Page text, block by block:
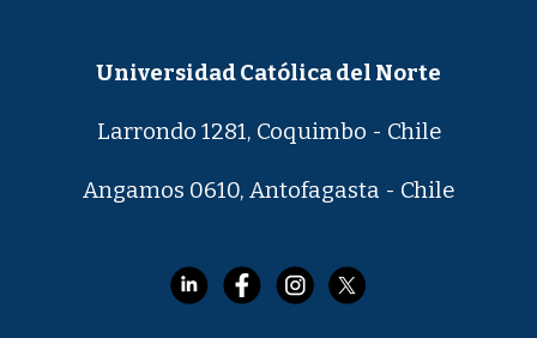
Universidad Católica del Norte
Larrondo 1281, Coquimbo - Chile
Angamos 0610, Antofagasta - Chile